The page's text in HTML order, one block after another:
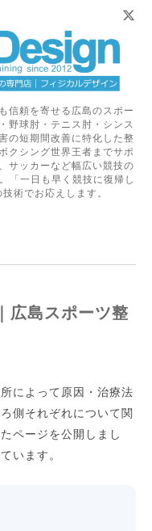
信頼を寄せる広島のスポー
野球肘・テニス肘・シンス
の短期間改善に特化した整
クシング世界王者までサポ
サッカーなど幅広い競技の
「一日も早く競技に復帰し
術でお応えします。
広島スポーツ整
によって原因・治療法
側それぞれについて関
ページを公開しまし
います。